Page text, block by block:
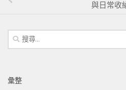
與日常收
搜
尋
字:
彙整